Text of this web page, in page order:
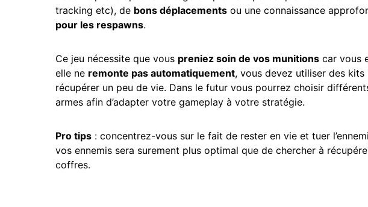
tracking etc), de bons déplacements ou une connaissance
pour les respawns.
Ce jeu nécessite que vous preniez soin de vos munitions car vous
elle ne remonte pas automatiquement, vous devez utiliser des
récupérer un peu de vie. Dans le futur vous pourrez choisir
armes afin d’adapter votre gameplay à votre stratégie.
Pro tips : concentrez-vous sur le fait de rester en vie et tuer
vos ennemis sera surement plus optimal que de chercher à
coffres.